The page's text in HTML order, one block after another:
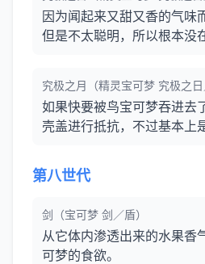
因为闻起来又甜又香的气味
但是不太聪明，所以根本没
究极之月（精灵宝可梦 究极之日
如果快要被鸟宝可梦吞进去
壳盖进行抵抗，不过基本上
第八世代
剑（宝可梦 剑／盾）
从它体内渗透出来的水果香
可梦的食欲。